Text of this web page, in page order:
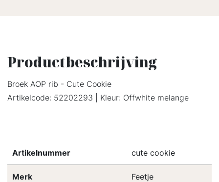
Productbeschrijving
Broek AOP rib - Cute Cookie
Artikelcode: 52202293 | Kleur: Offwhite melange
Artikelnummer cute cookie
Merk Feetje